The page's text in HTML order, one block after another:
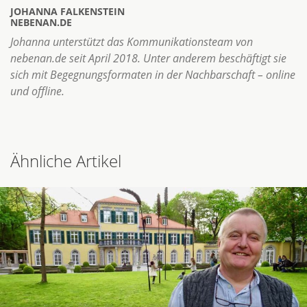
JOHANNA FALKENSTEIN
NEBENAN.DE
Johanna unterstützt das Kommunikationsteam von
nebenan.de seit April 2018. Unter anderem beschäftigt sie
sich mit Begegnungsformaten in der Nachbarschaft – online
und offline.
Ähnliche Artikel